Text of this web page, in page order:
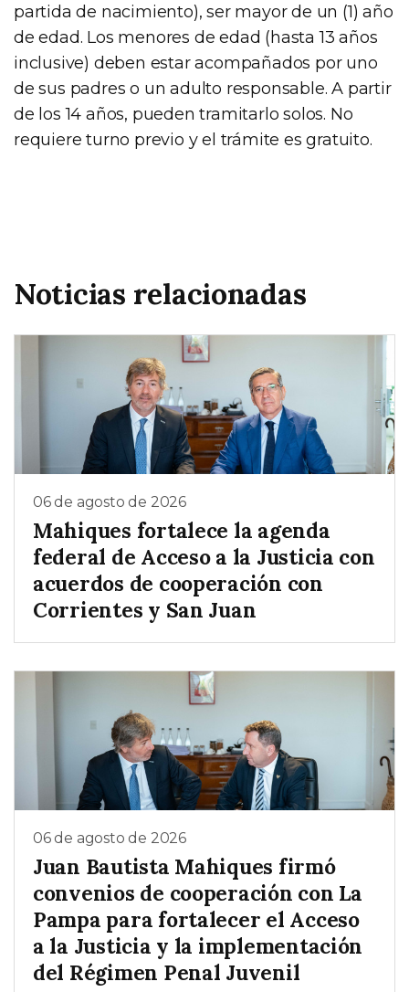
partida de nacimiento), ser mayor de un (1) año
de edad. Los menores de edad (hasta 13 años
inclusive) deben estar acompañados por uno
de sus padres o un adulto responsable. A partir
de los 14 años, pueden tramitarlo solos. No
requiere turno previo y el trámite es gratuito.
Noticias relacionadas
06 de agosto de 2026
Mahiques fortalece la agenda
federal de Acceso a la Justicia con
acuerdos de cooperación con
Corrientes y San Juan
06 de agosto de 2026
Juan Bautista Mahiques firmó
convenios de cooperación con La
Pampa para fortalecer el Acceso
a la Justicia y la implementación
del Régimen Penal Juvenil